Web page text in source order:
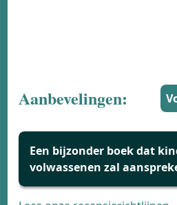
Aanbevelingen:
Een bijzonder boek dat
volwassenen zal